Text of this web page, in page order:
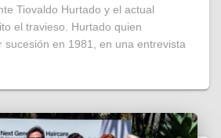
Tiovaldo Hurtado y el actual
el travieso. Hurtado quien
sucesión en 1981, en una entrevista